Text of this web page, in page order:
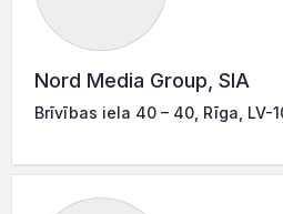
Nord Media Group, SIA
Brīvības iela 40 – 40, Rīga, LV-